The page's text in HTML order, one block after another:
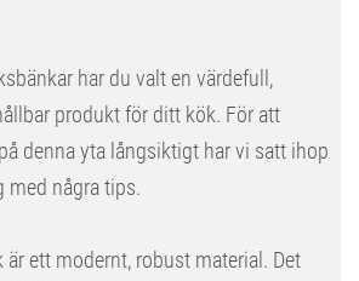
har du valt en värdefull,
produkt för ditt kök. För att
denna yta långsiktigt har vi satt ihop
med några tips.
är ett modernt, robust material. Det